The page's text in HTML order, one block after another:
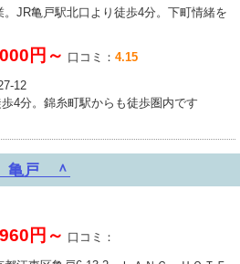
。JR亀戸駅北口より徒歩4分。下町情緒を
円～ 口コミ： 4.15
12
4分。錦糸町駅からも徒歩圏内です
亀戸 ＾
円～ 口コミ：